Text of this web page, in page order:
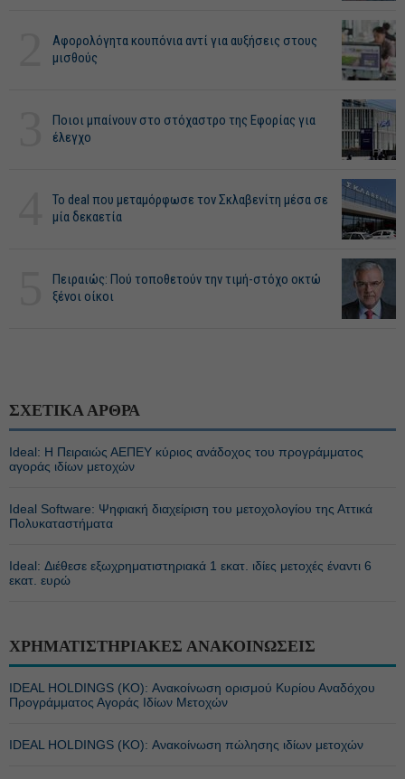
Αφορολόγητα κουπόνια αντί για αυξήσεις στους
μισθούς
Ποιοι μπαίνουν στο στόχαστρο της Εφορίας για
έλεγχο
Το deal που μεταμόρφωσε τον Σκλαβενίτη μέσα σε
μία δεκαετία
Πειραιώς: Πού τοποθετούν την τιμή-στόχο οκτώ
ξένοι οίκοι
ΣΧΕΤΙΚΑ ΑΡΘΡΑ
Ideal: Η Πειραιώς ΑΕΠΕΥ κύριος ανάδοχος του προγράμματος
αγοράς ιδίων μετοχών
Ideal Software: Ψηφιακή διαχείριση του μετοχολογίου της Αττικά
Πολυκαταστήματα
Ideal: Διέθεσε εξωχρηματιστηριακά 1 εκατ. ιδίες μετοχές έναντι 6
εκατ. ευρώ
ΧΡΗΜΑΤΙΣΤΗΡΙΑΚΕΣ ΑΝΑΚΟΙΝΩΣΕΙΣ
IDEAL HOLDINGS (ΚΟ): Ανακοίνωση ορισμού Κυρίου Αναδόχου
Προγράμματος Αγοράς Ιδίων Μετοχών
IDEAL HOLDINGS (ΚΟ): Ανακοίνωση πώλησης ιδίων μετοχών